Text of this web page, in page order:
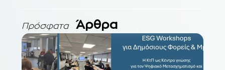
Πρόσφατα Άρθρα